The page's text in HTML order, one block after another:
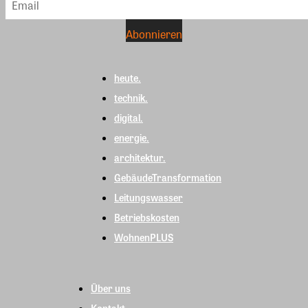
heute.
technik.
digital.
energie.
architektur.
GebäudeTransformation
Leitungswasser
Betriebskosten
WohnenPLUS
Über uns